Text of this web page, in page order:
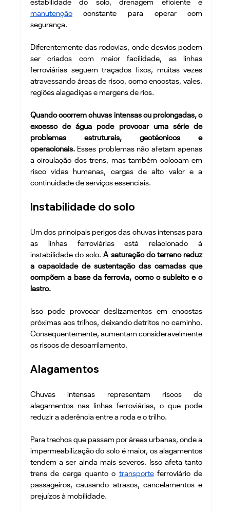
manutenção constante para operar com
segurança.
Diferentemente das rodovias, onde desvios podem
ser criados com maior facilidade, as linhas
ferroviárias seguem traçados fixos, muitas vezes
atravessando áreas de risco, como encostas, vales,
regiões alagadiças e margens de rios.
Quando ocorrem chuvas intensas ou prolongadas, o
excesso de água pode provocar uma série de
problemas estruturais, geotécnicos e
operacionais. Esses problemas não afetam apenas
a circulação dos trens, mas também colocam em
risco vidas humanas, cargas de alto valor e a
continuidade de serviços essenciais.
Instabilidade do solo
Um dos principais perigos das chuvas intensas para
as linhas ferroviárias está relacionado à
instabilidade do solo. A saturação do terreno reduz
a capacidade de sustentação das camadas que
compõem a base da ferrovia, como o subleito e o
lastro.
Isso pode provocar deslizamentos em encostas
próximas aos trilhos, deixando detritos no caminho.
Consequentemente, aumentam consideravelmente
os riscos de descarrilamento.
Alagamentos
Chuvas intensas representam riscos de
alagamentos nas linhas ferroviárias, o que pode
reduzir a aderência entre a roda e o trilho.
Para trechos que passam por áreas urbanas, onde a
impermeabilização do solo é maior, os alagamentos
tendem a ser ainda mais severos. Isso afeta tanto
trens de carga quanto o transporte ferroviário de
passageiros, causando atrasos, cancelamentos e
prejuízos à mobilidade.